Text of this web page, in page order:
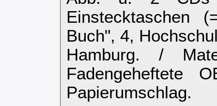
Einstecktaschen
Buch", 4,
Hamburg. /
Fadengeheftete
Papierumschlag.‎